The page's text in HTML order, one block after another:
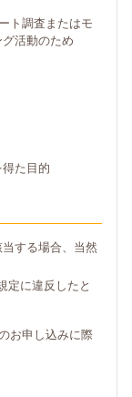
ト調査またはモ
活動のため
た目的
する場合、当然
定に違反したと
お申し込みに際